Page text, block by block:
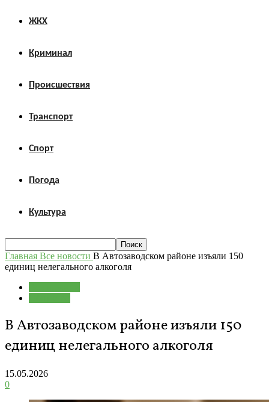
ЖКХ
Криминал
Происшествия
Транспорт
Спорт
Погода
Культура
Главная Все новости В Автозаводском районе изъяли 150
единиц нелегального алкоголя
В Автозаводском районе изъяли 150
единиц нелегального алкоголя
15.05.2026
0